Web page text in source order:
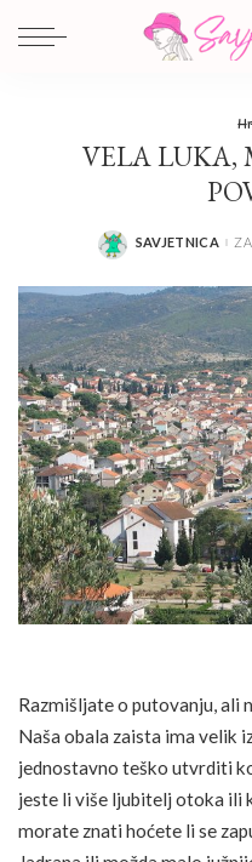
VELA LUKA,
POSTED
SAVJETNICA
Razmišljate o putovanju, ali
Naša obala zaista ima velik
jednostavno teško utvrditi
jeste li više ljubitelj otoka ili
morate znati hoćete li se